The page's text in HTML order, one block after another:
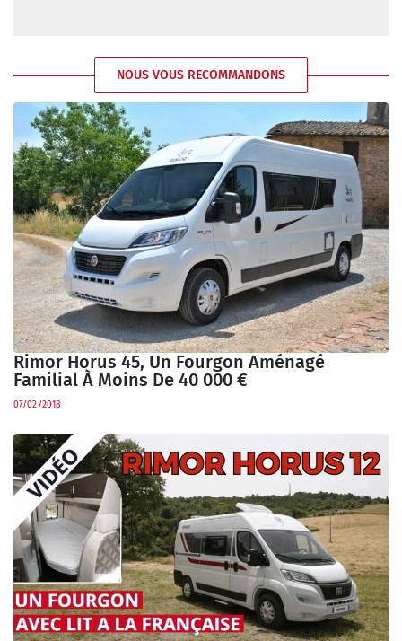
NOUS VOUS RECOMMANDONS
Rimor Horus 45, Un Fourgon Aménagé
Familial À Moins De 40 000 €
07/02/2018